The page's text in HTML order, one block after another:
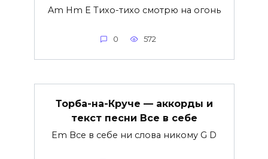
Am Hm E Тихо-тихо смотрю на огонь
0 572
Торба-на-Круче — аккорды и
текст песни Все в себе
Em Все в себе ни слова никому G D